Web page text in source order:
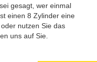
gesagt, wer einmal
einen 8 Zylinder eine
nutzen Sie das
uns auf Sie.